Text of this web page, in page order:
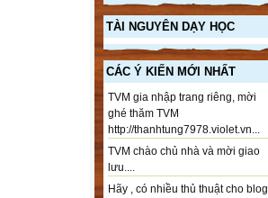
TÀI NGUYÊN DẠY HỌC
CÁC Ý KIẾN MỚI NHẤT
TVM gia nhập trang riêng, mời
ghé thăm TVM
http://thanhtung7978.violet.vn...
TVM chào chủ nhà và mời giao
lưu....
Hãy , có nhiều thủ thuật cho blog